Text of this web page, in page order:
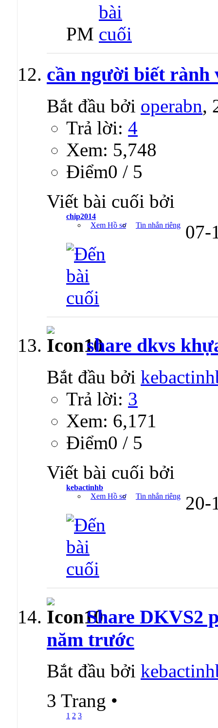
PM
cần người biết rành
Bắt đầu bởi operabn,
Trả lời: 4
Xem: 5,748
Ðiểm0 / 5
Viết bài cuối bởi
chip2014
Xem Hồ sơ
Tin nhắn riêng 07-
share dkvs
Bắt đầu bởi
Trả lời: 3
Xem: 6,171
Ðiểm0 / 5
Viết bài cuối bởi
kebactinhb
Xem Hồ sơ
Tin nhắn riêng 20-
Share DKVS2
năm trước
Bắt đầu bởi
3 Trang •
1 2 3